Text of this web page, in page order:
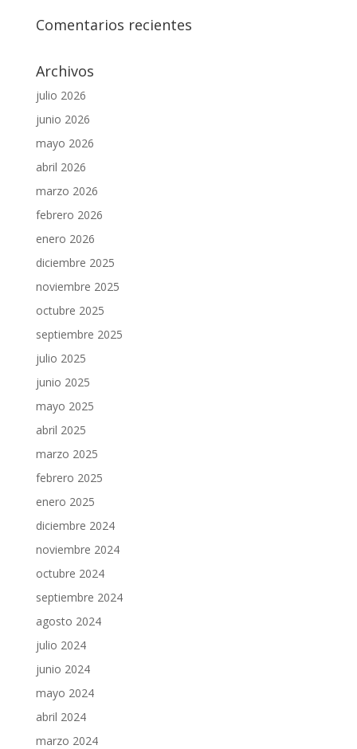
Comentarios recientes
Archivos
julio 2026
junio 2026
mayo 2026
abril 2026
marzo 2026
febrero 2026
enero 2026
diciembre 2025
noviembre 2025
octubre 2025
septiembre 2025
julio 2025
junio 2025
mayo 2025
abril 2025
marzo 2025
febrero 2025
enero 2025
diciembre 2024
noviembre 2024
octubre 2024
septiembre 2024
agosto 2024
julio 2024
junio 2024
mayo 2024
abril 2024
marzo 2024